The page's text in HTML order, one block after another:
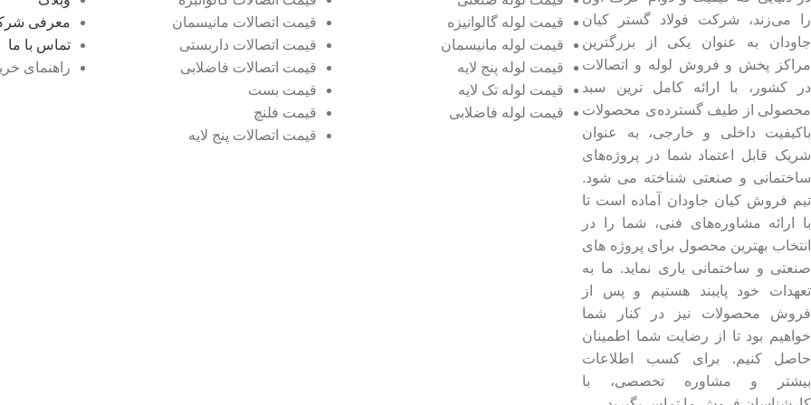
را می‌زند، شرکت فولاد گستر کیان
جاودان به عنوان یکی از بزرگترین
مراکز پخش و فروش لوله و اتصالات
در کشور، با ارائه کامل ترین سبد
محصولی از طیف گسترده‌‌ی محصولات
باکیفیت داخلی و خارجی، به عنوان
شریک قابل اعتماد شما در پروژه‌های
ساختمانی و صنعتی شناخته می شود.
تیم فروش کیان جاودان آماده است تا
با ارائه مشاوره‌های فنی، شما را در
انتخاب بهترین محصول برای پروژه های
صنعتی و ساختمانی یاری نماید. ما به
تعهدات خود پایبند هستیم و پس از
فروش محصولات نیز در کنار شما
خواهیم بود تا از رضایت شما اطمینان
حاصل کنیم. برای کسب اطلاعات
بیشتر و مشاوره تخصصی، با
قیمت لوله گالوانیزه
قیمت لوله مانیسمان
قیمت لوله پنج لایه
قیمت لوله تک لایه
قیمت لوله فاضلابی
قیمت اتصالات مانیسمان
قیمت اتصالات داربستی
قیمت اتصالات فاضلابی
قیمت بست
قیمت فلنچ
قیمت اتصالات پنج لایه
معرفی
تماس با ما
راهنمای